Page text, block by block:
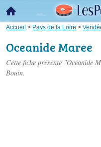
Accueil > Pays de la Loire >
Oceanide Maree
Cette fiche présente "Oceanide
Bouin.